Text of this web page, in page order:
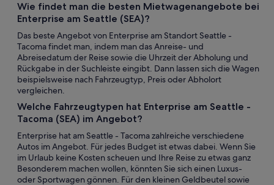
Wie findet man die besten Mietwagenangebote bei
Enterprise am Seattle (SEA)?
Das beste Angebot von Enterprise am Standort Seattle -
Tacoma findet man, indem man das Anreise- und
Abreisedatum der Reise sowie die Uhrzeit der Abholung und
Rückgabe in der Suchleiste eingibt. Dann lassen sich die Wagen
beispielsweise nach Fahrzeugtyp, Preis oder Abholort
vergleichen.
Welche Fahrzeugtypen hat Enterprise am Seattle -
Tacoma (SEA) im Angebot?
Enterprise hat am Seattle - Tacoma zahlreiche verschiedene
Autos im Angebot. Für jedes Budget ist etwas dabei. Wenn Sie
im Urlaub keine Kosten scheuen und Ihre Reise zu etwas ganz
Besonderem machen wollen, könnten Sie sich einen Luxus-
oder Sportwagen gönnen. Für den kleinen Geldbeutel sowie